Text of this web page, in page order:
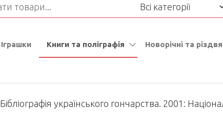
Іграшки Книги та поліграфія Новорічні та
Бібліографія українського гончарства. 2001: